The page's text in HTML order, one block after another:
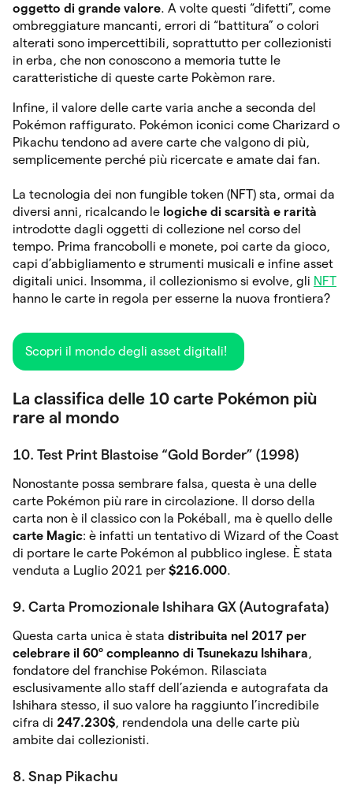
oggetto di grande valore. A volte questi “difetti”, come
ombreggiature mancanti, errori di “battitura” o colori
alterati sono impercettibili, soprattutto per collezionisti
in erba, che non conoscono a memoria tutte le
caratteristiche di queste carte Pokèmon rare.
Infine, il valore delle carte varia anche a seconda del
Pokémon raffigurato. Pokémon iconici come Charizard o
Pikachu tendono ad avere carte che valgono di più,
semplicemente perché più ricercate e amate dai fan.
La tecnologia dei non fungible token (NFT) sta, ormai da
diversi anni, ricalcando le logiche di scarsità e rarità
introdotte dagli oggetti di collezione nel corso del
tempo. Prima francobolli e monete, poi carte da gioco,
capi d’abbigliamento e strumenti musicali e infine asset
digitali unici. Insomma, il collezionismo si evolve, gli NFT
hanno le carte in regola per esserne la nuova frontiera?
Scopri il mondo degli asset digitali!
La classifica delle 10 carte Pokémon più
rare al mondo
10. Test Print Blastoise “Gold Border” (1998)
Nonostante possa sembrare falsa, questa è una delle
carte Pokémon più rare in circolazione. Il dorso della
carta non è il classico con la Pokéball, ma è quello delle
carte Magic: è infatti un tentativo di Wizard of the Coast
di portare le carte Pokémon al pubblico inglese. È stata
venduta a Luglio 2021 per $216.000.
9. Carta Promozionale Ishihara GX (Autografata)
Questa carta unica è stata distribuita nel 2017 per
celebrare il 60º compleanno di Tsunekazu Ishihara,
fondatore del franchise Pokémon. Rilasciata
esclusivamente allo staff dell’azienda e autografata da
Ishihara stesso, il suo valore ha raggiunto l’incredibile
cifra di 247.230$, rendendola una delle carte più
ambite dai collezionisti.
8. Snap Pikachu